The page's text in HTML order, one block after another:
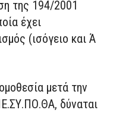
της 194/2001
έχει
(ισόγειο και Ά
μετά την
δύναται